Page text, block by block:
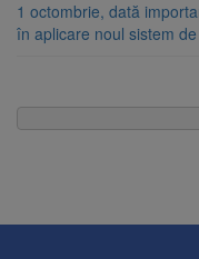
1 octombrie, dată
în aplicare noul sistem